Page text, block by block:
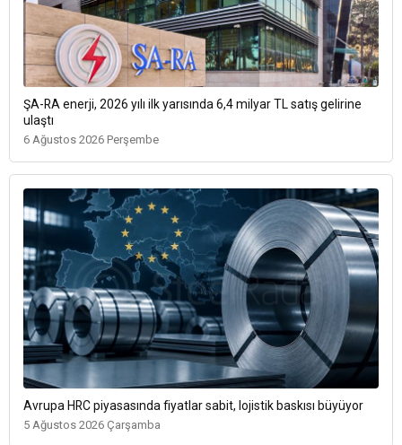
ŞA-RA enerji, 2026 yılı ilk yarısında 6,4 milyar TL satış gelirine
ulaştı
6 Ağustos 2026 Perşembe
Avrupa HRC piyasasında fiyatlar sabit, lojistik baskısı büyüyor
5 Ağustos 2026 Çarşamba